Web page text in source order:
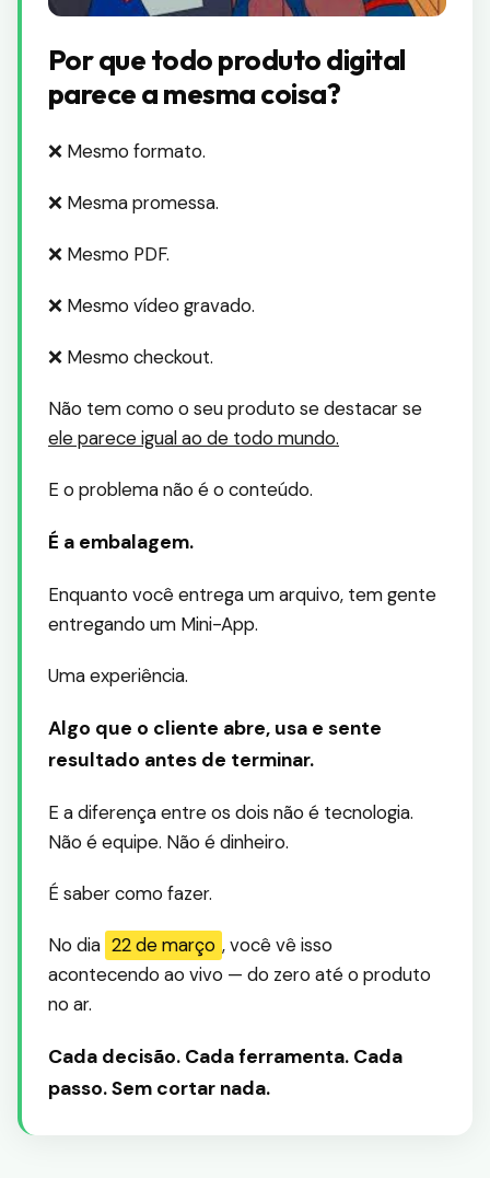
Por que todo produto digital
parece a mesma coisa?
❌ Mesmo formato.
❌ Mesma promessa.
❌ Mesmo PDF.
❌ Mesmo vídeo gravado.
❌ Mesmo checkout.
Não tem como o seu produto se destacar se
ele parece igual ao de todo mundo.
E o problema não é o conteúdo.
É a embalagem.
Enquanto você entrega um arquivo, tem gente
entregando um Mini-App.
Uma experiência.
Algo que o cliente abre, usa e sente
resultado antes de terminar.
E a diferença entre os dois não é tecnologia.
Não é equipe. Não é dinheiro.
É saber como fazer.
No dia 22 de março , você vê isso
acontecendo ao vivo — do zero até o produto
no ar.
Cada decisão. Cada ferramenta. Cada
passo. Sem cortar nada.